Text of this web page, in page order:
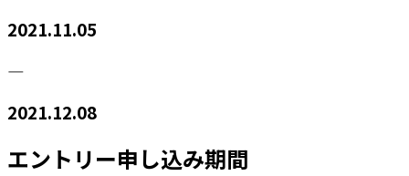
2021.11.05
―
2021.12.08
エントリー申し込み期間